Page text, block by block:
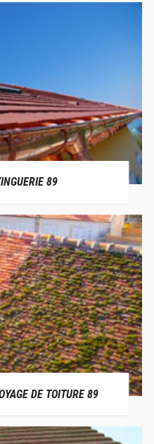
89
DE TOITURE 89